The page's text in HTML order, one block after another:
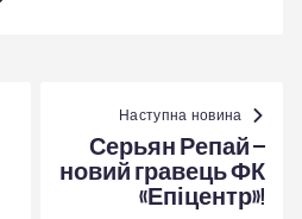
Наступна новина
Серьян Репай –
новий гравець ФК
«Епіцентр»!